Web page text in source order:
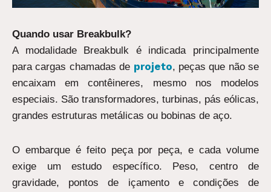
Quando usar Breakbulk?
A modalidade Breakbulk é indicada principalmente
para cargas chamadas de projeto, peças que não se
encaixam em contêineres, mesmo nos modelos
especiais. São transformadores, turbinas, pás eólicas,
grandes estruturas metálicas ou bobinas de aço.
O embarque é feito peça por peça, e cada volume
exige um estudo específico. Peso, centro de
gravidade, pontos de içamento e condições de